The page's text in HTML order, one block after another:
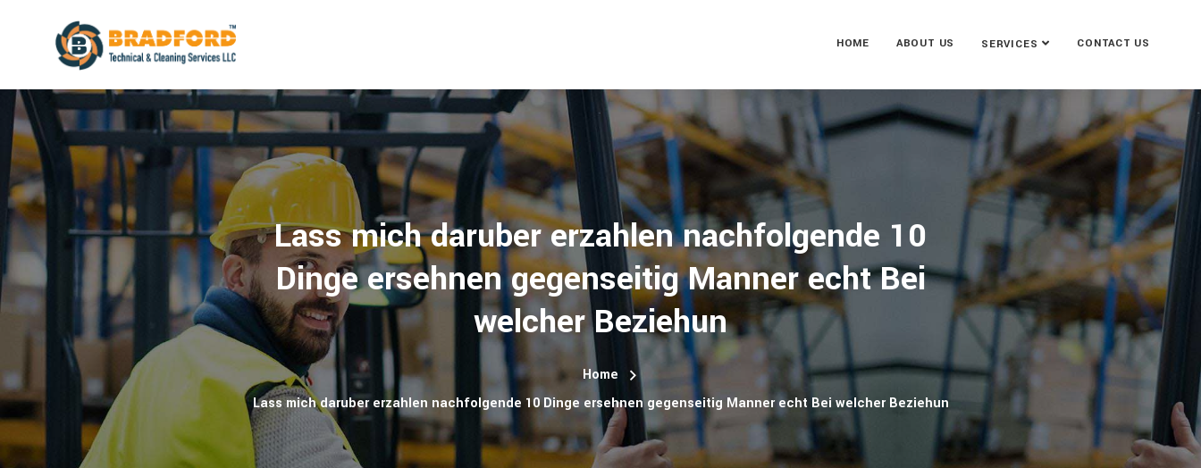
HOME ABOUT US SERVICES CONTACT US
Lass mich daruber erzahlen nachfolgende 10
Dinge ersehnen gegenseitig Manner echt Bei
welcher Beziehun
Home
Lass mich daruber erzahlen nachfolgende 10 Dinge ersehnen gegenseitig Manner echt Bei welcher Beziehun